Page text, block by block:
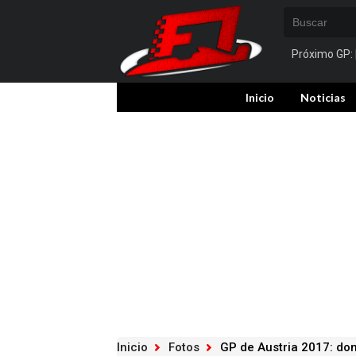
Próximo GP:
Inicio Noticias
Inicio Fotos GP de Austria 2017: